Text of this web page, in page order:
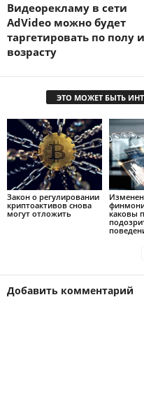
Видеорекламу в сети
AdVideo можно будет
таргетировать по полу и
возрасту
ЭТО МОЖЕТ БЫТЬ
Закон о регулировании
криптоактивов снова
могут отложить
каковы
Добавить комментарий